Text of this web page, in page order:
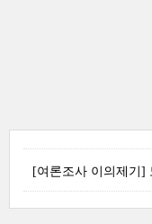
[여론조사 이의제기]